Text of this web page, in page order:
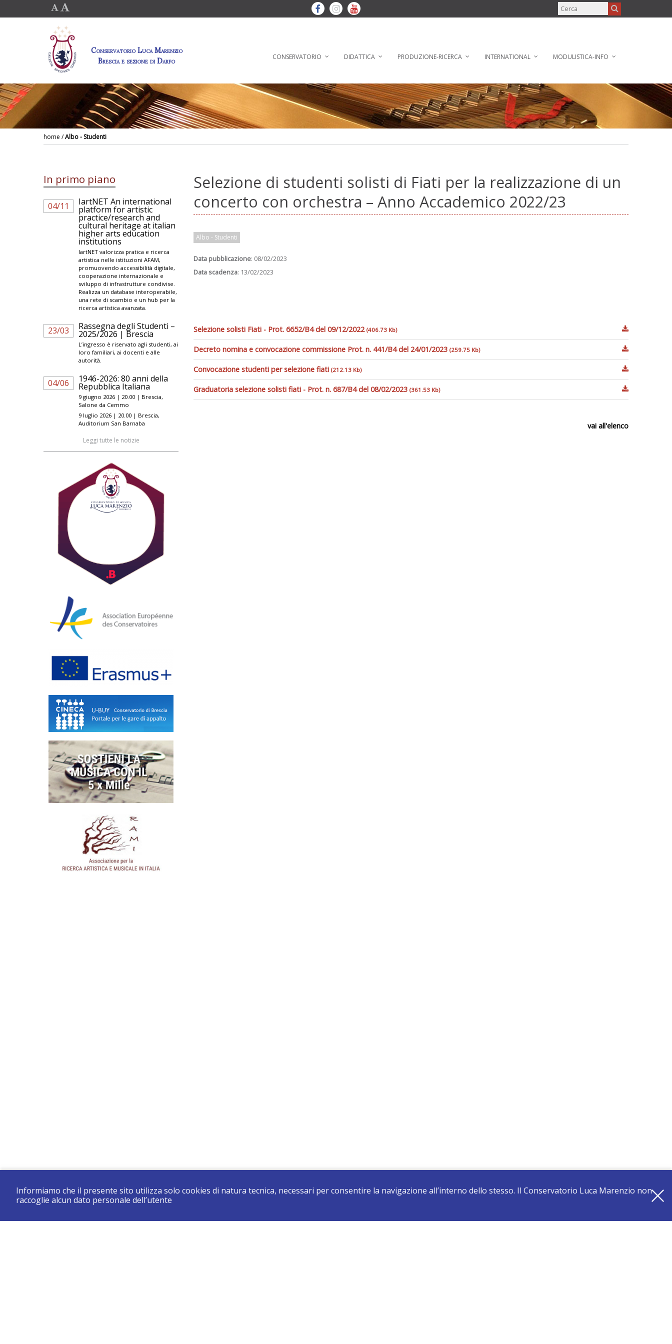
Conservatorio Luca Marenzio
Brescia e sezione di Darfo
CONSERVATORIO DIDATTICA PRODUZIONE-RICERCA INTERNATIONAL MODULISTICA-INFO
home /Albo - Studenti
Selezione di studenti solisti di Fiati per la realizzazione di un
concerto con orchestra – Anno Accademico 2022/23
Albo - Studenti
Data pubblicazione: 08/02/2023
Data scadenza: 13/02/2023
Selezione solisti Fiati - Prot. 6652/B4 del 09/12/2022 (406.73 Kb)
Decreto nomina e convocazione commissione Prot. n. 441/B4 del 24/01/2023 (259.75 Kb)
Convocazione studenti per selezione fiati (212.13 Kb)
Graduatoria selezione solisti fiati - Prot. n. 687/B4 del 08/02/2023 (361.53 Kb)
vai all'elenco
In primo piano
04/11 IartNET An international
platform for artistic
practice/research and
cultural heritage at italian
higher arts education
institutions
IartNET valorizza pratica e ricerca
artistica nelle istituzioni AFAM,
promuovendo accessibilità digitale,
cooperazione internazionale e
sviluppo di infrastrutture condivise.
Realizza un database interoperabile,
una rete di scambio e un hub per la
ricerca artistica avanzata.
23/03 Rassegna degli Studenti –
2025/2026 | Brescia
L’ingresso è riservato agli studenti, ai
loro familiari, ai docenti e alle
autorità.
04/06 1946-2026: 80 anni della
Repubblica Italiana
9 giugno 2026 | 20.00 | Brescia,
Salone da Cemmo
9 luglio 2026 | 20.00 | Brescia,
Auditorium San Barnaba
Leggi tutte le notizie
Informiamo che il presente sito utilizza solo cookies di natura tecnica, necessari per consentire la navigazione all’interno dello stesso. Il Conservatorio Luca Marenzio non
raccoglie alcun dato personale dell’utente